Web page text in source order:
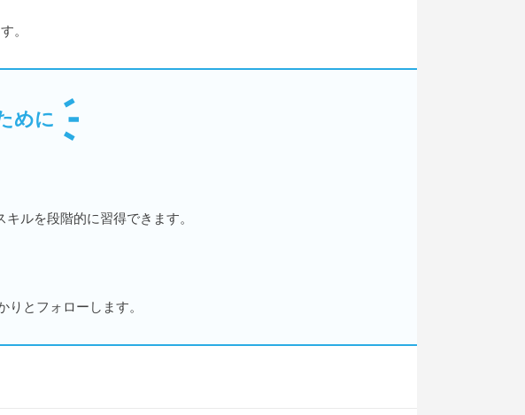
。
めに
ルを段階的に習得できます。
とフォローします。